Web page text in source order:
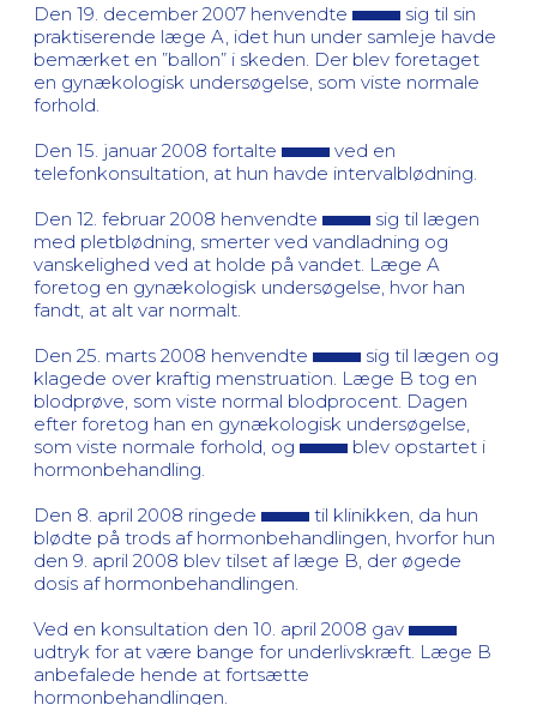
Den 19. december 2007 henvendte
sig til sin
praktiserende læge A, idet hun under samleje havde
bemærket en ”ballon” i skeden. Der blev foretaget
en gynækologisk undersøgelse, som viste normale
forhold.
Den 15. januar 2008 fortalte
ved en
telefonkonsultation, at hun havde intervalblødning.
Den 12. februar 2008 henvendte
sig til lægen
med pletblødning, smerter ved vandladning og
vanskelighed ved at holde på vandet. Læge A
foretog en gynækologisk undersøgelse, hvor han
fandt, at alt var normalt.
Den 25. marts 2008 henvendte
sig til lægen og
klagede over kraftig menstruation. Læge B tog en
blodprøve, som viste normal blodprocent. Dagen
efter foretog han en gynækologisk undersøgelse,
som viste normale forhold, og
blev opstartet i
hormonbehandling.
Den 8. april 2008 ringede
til klinikken, da hun
blødte på trods af hormonbehandlingen, hvorfor hun
den 9. april 2008 blev tilset af læge B, der øgede
dosis af hormonbehandlingen.
Ved en konsultation den 10. april 2008 gav
udtryk for at være bange for underlivskræft. Læge B
anbefalede hende at fortsætte
hormonbehandlingen.